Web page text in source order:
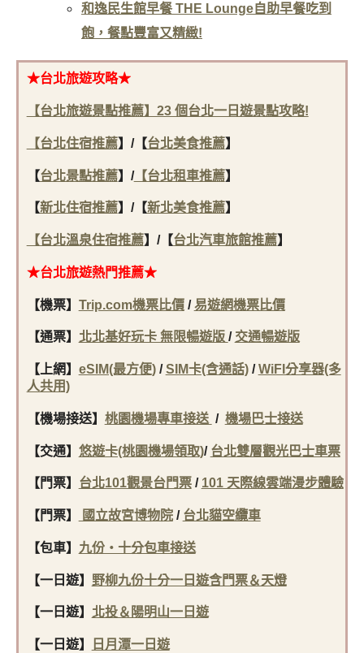
和逸民生館早餐 THE Lounge自助早餐吃到
飽，餐點豐富又精緻!
★台北旅遊攻略★
【台北旅遊景點推薦】23 個台北一日遊景點攻略!
【台北住宿推薦】 /【台北美食推薦】
【台北景點推薦】/【台北租車推薦】
【新北住宿推薦】/【新北美食推薦】
【台北溫泉住宿推薦】/【台北汽車旅館推薦】
★台北旅遊熱門推薦★
【機票】 Trip.com機票比價/易遊網機票比價
【通票】 北北基好玩卡 無限暢遊版 / 交通暢遊版
【上網】 eSIM(最方便)/SIM卡(含通話)/WiFI分享器(多
人共用)
【機場接送】 桃園機場專車接送 / 機場巴士接送
【交通】 悠遊卡(桃園機場領取)/ 台北雙層觀光巴士車票
【門票】 台北101觀景台門票/ 101 天際線雲端漫步體驗
【門票】 國立故宮博物院/ 台北貓空纜車
【包車】 九份・十分包車接送
【一日遊】 野柳九份十分一日遊含門票＆天燈
【一日遊】 北投＆陽明山一日遊
【一日遊】 日月潭一日遊